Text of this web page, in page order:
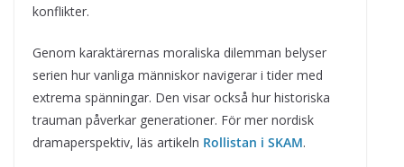
konflikter.
Genom karaktärernas moraliska dilemman belyser
serien hur vanliga människor navigerar i tider med
extrema spänningar. Den visar också hur historiska
trauman påverkar generationer. För mer nordisk
dramaperspektiv, läs artikeln Rollistan i SKAM.